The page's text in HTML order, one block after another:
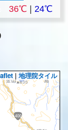
36℃ |24℃
| 地理院タイル